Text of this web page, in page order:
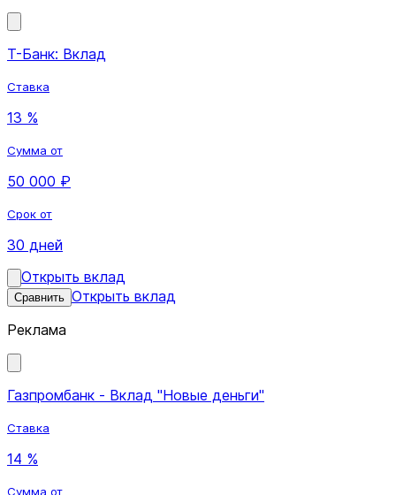
Т-Банк: Вклад
Ставка
13 %
Сумма от
50 000 ₽
Срок от
30 дней
Открыть вклад
Сравнить Открыть вклад
Реклама
Газпромбанк - Вклад "Новые деньги"
Ставка
14 %
Сумма от